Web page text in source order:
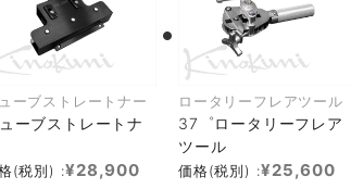
ーブストレートナー
ーブストレートナ
(税別) :¥28,900
ロータリーフレアツール
37゜ロータリーフレア
ツール
価格(税別) :¥25,600